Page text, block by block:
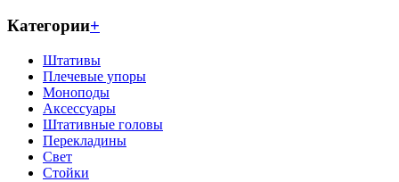
Категории+
Штативы
Плечевые упоры
Моноподы
Аксессуары
Штативные головы
Перекладины
Свет
Стойки